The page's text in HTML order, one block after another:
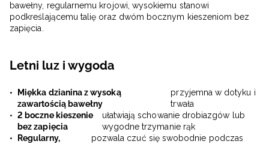
bawełny, regularnemu krojowi, wysokiemu stanowi
podkreślającemu talię oraz dwóm bocznym kieszeniom bez
zapięcia.
Letni luz i wygoda
Miękka dzianina z wysoką
zawartością bawełny
przyjemna w dotyku i
trwała
2 boczne kieszenie
bez zapięcia
ułatwiają schowanie drobiazgów lub
wygodne trzymanie rąk
Regularny,
pozwala czuć się swobodnie podczas